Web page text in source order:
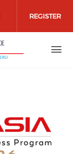
facebook
on on
media
REGISTER